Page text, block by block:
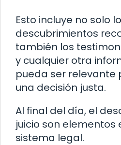
Esto incluye no solo
descubrimientos
también los
y cualquier otra
pueda ser relevante
una decisión justa.
Al final del día, el
juicio son elementos
sistema legal.